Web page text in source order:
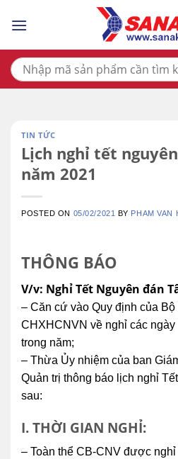
Tìm
kiếm:
TIN TỨC
Lịch nghỉ tết
năm 2021
POSTED ON 05/02/2021 BY PHAM VAN
THÔNG BÁO
V/v: Nghỉ Tết Nguyên đán
– Căn cứ vào Quy định của
CHXHCNVN về nghỉ các ngày
trong năm;
– Thừa Ủy nhiệm của ban
Quản trị thông báo lịch nghỉ
sau:
I. THỜI GIAN NGHỈ:
– Toàn thể CB-CNV được